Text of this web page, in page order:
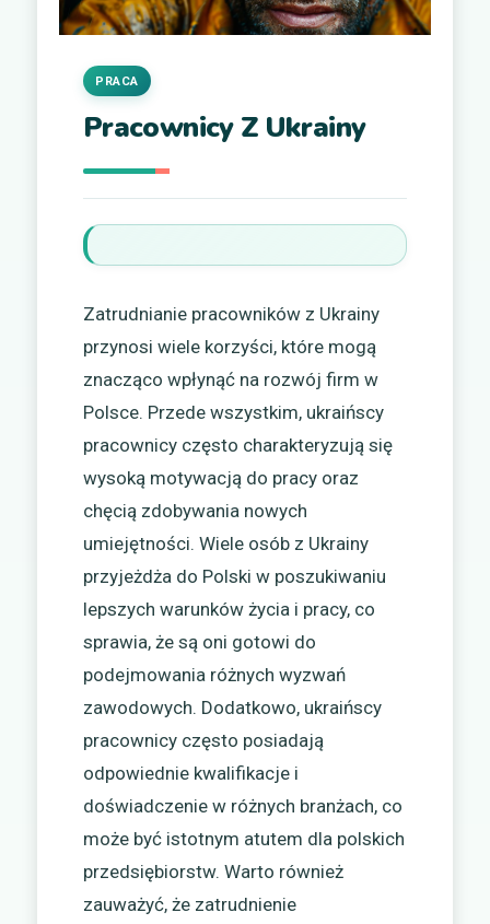
Pracownicy Z Ukrainy
PRACA
Zatrudnianie pracowników z Ukrainy
przynosi wiele korzyści, które mogą
znacząco wpłynąć na rozwój firm w
Polsce. Przede wszystkim, ukraińscy
pracownicy często charakteryzują się
wysoką motywacją do pracy oraz
chęcią zdobywania nowych
umiejętności. Wiele osób z Ukrainy
przyjeżdża do Polski w poszukiwaniu
lepszych warunków życia i pracy, co
sprawia, że są oni gotowi do
podejmowania różnych wyzwań
zawodowych. Dodatkowo, ukraińscy
pracownicy często posiadają
odpowiednie kwalifikacje i
doświadczenie w różnych branżach, co
może być istotnym atutem dla polskich
przedsiębiorstw. Warto również
zauważyć, że zatrudnienie